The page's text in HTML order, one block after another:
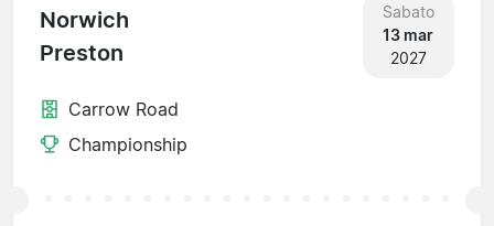
Norwich
Preston
Sabato
13 mar
2027
Carrow Road
Championship